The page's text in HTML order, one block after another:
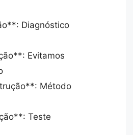
Diagnóstico
Evitamos
Método
Teste